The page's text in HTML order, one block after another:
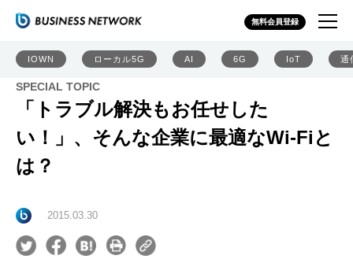
無料会員登録
IOWN ローカル5G AI 6G IoT 通
SPECIAL TOPIC
「トラブル解決もお任せした
い！」、そんな企業に最適なWi-Fiと
は？
2015.03.30